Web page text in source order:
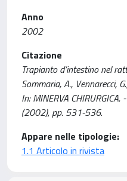
Anno
2002
Citazione
Trapianto d’intestino nel
Sommaria, A., Vennarecci,
In: MINERVA
(2002), pp. 531-536.
Appare nelle tipologie:
1.1 Articolo in rivista